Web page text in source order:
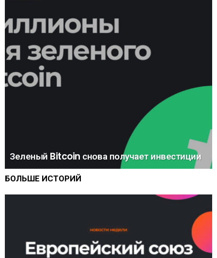
Зеленый Bitcoin снова получает инвестиции
БОЛЬШЕ ИСТОРИЙ